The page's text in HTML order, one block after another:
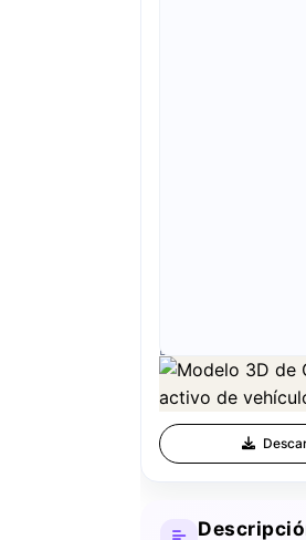
La vista previa se
La vista previa es